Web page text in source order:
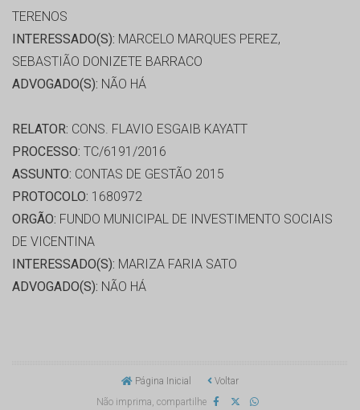
TERENOS
INTERESSADO(S): MARCELO MARQUES PEREZ,
SEBASTIÃO DONIZETE BARRACO
ADVOGADO(S): NÃO HÁ
RELATOR: CONS. FLAVIO ESGAIB KAYATT
PROCESSO: TC/6191/2016
ASSUNTO: CONTAS DE GESTÃO 2015
PROTOCOLO: 1680972
ORGÃO: FUNDO MUNICIPAL DE INVESTIMENTO SOCIAIS
DE VICENTINA
INTERESSADO(S): MARIZA FARIA SATO
ADVOGADO(S): NÃO HÁ
Página Inicial
Voltar
Não imprima, compartilhe